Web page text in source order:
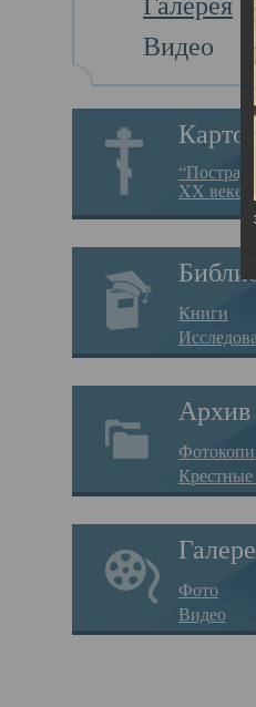
Видео
XX веке
Книги
Архив
Фото
Видео